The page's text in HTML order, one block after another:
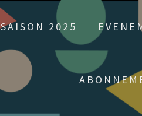
SAISON 2025